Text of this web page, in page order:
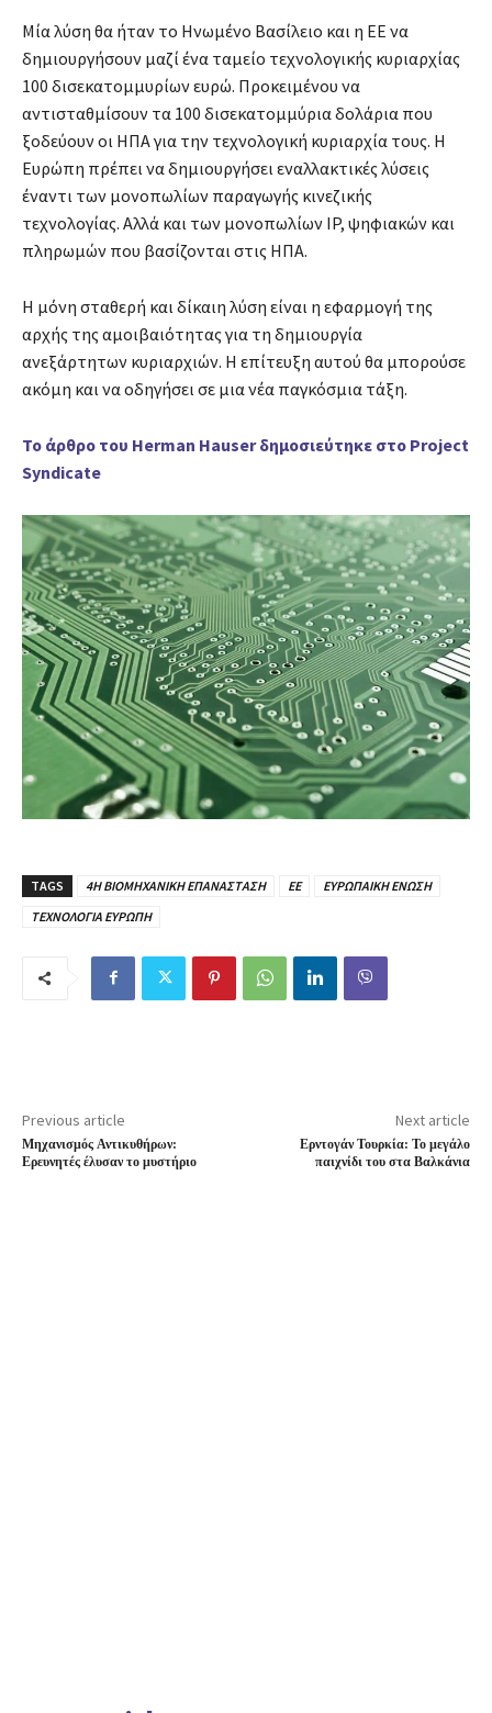
Μία λύση θα ήταν το Ηνωμένο Βασίλειο και η ΕΕ να
δημιουργήσουν μαζί ένα ταμείο τεχνολογικής κυριαρχίας
100 δισεκατομμυρίων ευρώ. Προκειμένου να
αντισταθμίσουν τα 100 δισεκατομμύρια δολάρια που
ξοδεύουν οι ΗΠΑ για την τεχνολογική κυριαρχία τους. Η
Ευρώπη πρέπει να δημιουργήσει εναλλακτικές λύσεις
έναντι των μονοπωλίων παραγωγής κινεζικής
τεχνολογίας. Αλλά και των μονοπωλίων IP, ψηφιακών και
πληρωμών που βασίζονται στις ΗΠΑ.
Η μόνη σταθερή και δίκαιη λύση είναι η εφαρμογή της
αρχής της αμοιβαιότητας για τη δημιουργία
ανεξάρτητων κυριαρχιών. Η επίτευξη αυτού θα μπορούσε
ακόμη και να οδηγήσει σε μια νέα παγκόσμια τάξη.
Το άρθρο του Herman Hauser δημοσιεύτηκε στο Project
Syndicate
TAGS 4Η ΒΙΟΜΗΧΑΝΙΚΗ ΕΠΑΝΑΣΤΑΣΗ ΕΕ
ΕΥΡΩΠΑΙΚΗ ΕΝΩΣΗ
ΤΕΧΝΟΛΟΓΙΑ ΕΥΡΩΠΗ
Previous article
Μηχανισμός Αντικυθήρων:
Ερευνητές έλυσαν το μυστήριο
Next article
Ερντογάν Τουρκία: Το μεγάλο
παιχνίδι του στα Βαλκάνια